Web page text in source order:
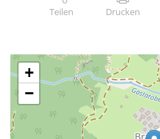
Teilen Drucken
+
−